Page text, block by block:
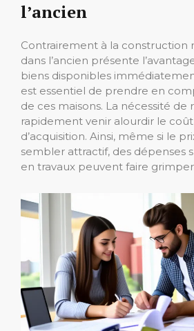
l’ancien
Contrairement à la construction
dans l’ancien présente
biens disponibles
est essentiel de prendre en
de ces maisons. La nécessité
rapidement venir alourdir le
d’acquisition. Ainsi, même si le
sembler attractif, des dépenses
en travaux peuvent faire